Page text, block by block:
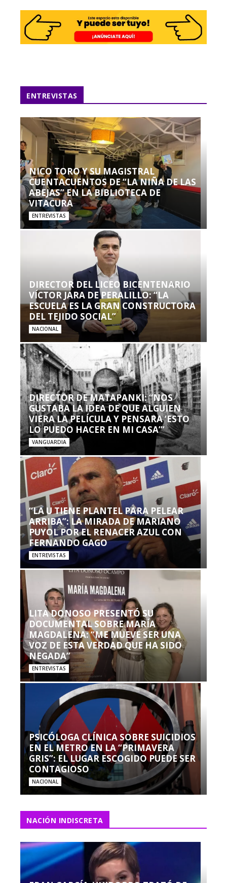
ENTREVISTAS
NICO TORO Y SU MAGISTRAL
CUENTACUENTOS DE “LA NIÑA DE LAS
ABEJAS” EN LA BIBLIOTECA DE
VITACURA
ENTREVISTAS
DIRECTOR DEL LICEO BICENTENARIO
VÍCTOR JARA DE PERALILLO: “LA
ESCUELA ES LA GRAN CONSTRUCTORA
DEL TEJIDO SOCIAL”
NACIONAL
DIRECTOR DE MATAPANKI: “NOS
GUSTABA LA IDEA DE QUE ALGUIEN
VIERA LA PELÍCULA Y PENSARA ‘ESTO
LO PUEDO HACER EN MI CASA’”
VANGUARDIA
“LA U TIENE PLANTEL PARA PELEAR
ARRIBA”: LA MIRADA DE MARIANO
PUYOL POR EL RENACER AZUL CON
FERNANDO GAGO
ENTREVISTAS
LITA DONOSO PRESENTÓ SU
DOCUMENTAL SOBRE MARÍA
MAGDALENA: “ME MUEVE SER UNA
VOZ DE ESTA VERDAD QUE HA SIDO
NEGADA”
ENTREVISTAS
PSICÓLOGA CLÍNICA SOBRE SUICIDIOS
EN EL METRO EN LA “PRIMAVERA
GRIS”: EL LUGAR ESCOGIDO PUEDE SER
CONTAGIOSO
NACIONAL
NACIÓN INDISCRETA